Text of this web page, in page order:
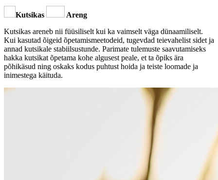
Kutsikas
Areng
Kutsikas areneb nii füüsiliselt kui ka vaimselt väga dünaamiliselt.
Kui kasutad õigeid õpetamismeetodeid, tugevdad teievahelist sidet ja
annad kutsikale stabiilsustunde. Parimate tulemuste saavutamiseks
hakka kutsikat õpetama kohe algusest peale, et ta õpiks ära
põhikäsud ning oskaks kodus puhtust hoida ja teiste loomade ja
inimestega käituda.